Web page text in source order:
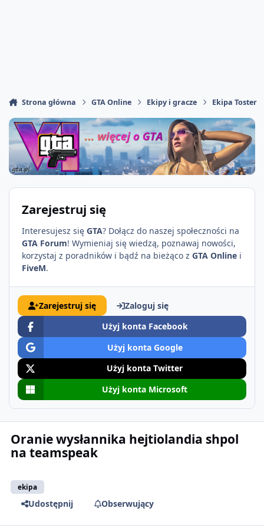
Strona główna GTA Online Ekipy i gracze Ekipa Toster
Zarejestruj się
Interesujesz się GTA? Dołącz do naszej społeczności na
GTA Forum! Wymieniaj się wiedzą, poznawaj nowości,
korzystaj z poradników i bądź na bieżąco z GTA Online i
FiveM.
Zarejestruj się
Zaloguj się
Użyj konta Facebook
Użyj konta Google
Użyj konta Twitter
Użyj konta Microsoft
Oranie wysłannika hejtiolandia shpol
na teamspeak
ekipa
Udostępnij Obserwujący